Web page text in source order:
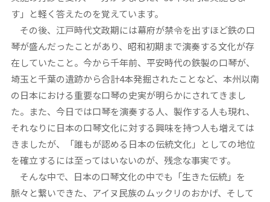
す」と軽く答えたのを覚えています。
その後、江戸時代文政期には幕府が禁令を出すほど鉄の口
琴が盛んだったことがあり、昭和初期まで演奏する文化が存
在していたこと。今から千年前、平安時代の鉄製の口琴が、
埼玉と千葉の遺跡から合計4本発掘されたことなど、本州以南
の日本における重要な口琴の史実が明らかにされてきまし
た。また、今日では口琴を演奏する人、製作する人も現れ、
それなりに日本の口琴文化に対する興味を持つ人も増えては
きましたが、「誰もが認める日本の伝統文化」としての地位
を確立するには至ってはいないのが、残念な事実です。
そんな中で、日本の口琴文化の中でも「生きた伝統」を
脈々と繋いできた、アイヌ民族のムックリのおかげ、そして